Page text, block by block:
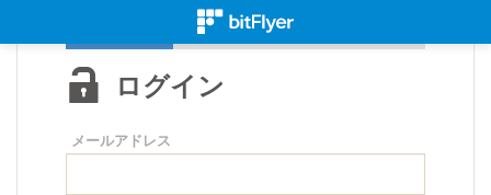
ログイン
メールアドレス